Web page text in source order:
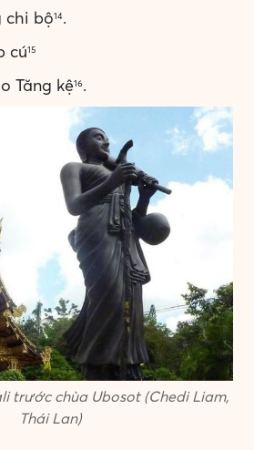
chi bộ14.
cú15
Tăng kệ16.
trước chùa Ubosot (Chedi Liam,
Thái Lan)